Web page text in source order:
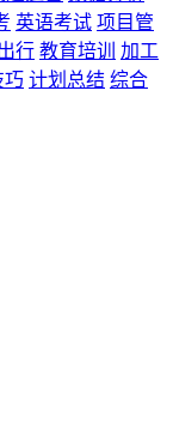
英语考试 项目管
行 教育培训
加工
巧 计划总结 综合